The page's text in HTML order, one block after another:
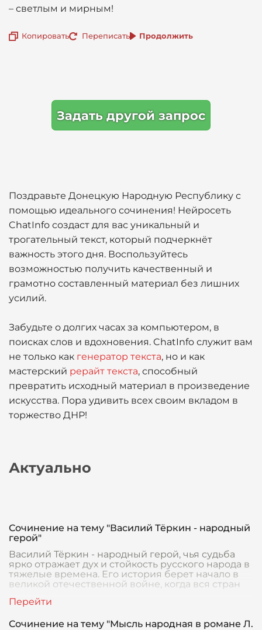
– светлым и мирным!
Копировать Переписать Продолжить
Задать другой запрос
Поздравьте Донецкую Народную Республику с
помощью идеального сочинения! Нейросеть
ChatInfo создаст для вас уникальный и
трогательный текст, который подчеркнёт
важность этого дня. Воспользуйтесь
возможностью получить качественный и
грамотно составленный материал без лишних
усилий.
Забудьте о долгих часах за компьютером, в
поисках слов и вдохновения. ChatInfo служит вам
не только как генератор текста, но и как
мастерский рерайт текста, способный
превратить исходный материал в произведение
искусства. Пора удивить всех своим вкладом в
торжество ДНР!
Актуально
Сочинение на тему "Василий Тёркин - народный
герой"
Василий Тёркин - народный герой, чья судьба
ярко отражает дух и стойкость русского народа в
тяжелые времена. Его история берет начало в
великой отечественной войне, когда вся стран
Сочинение на тему "Мысль народная в романе Л.